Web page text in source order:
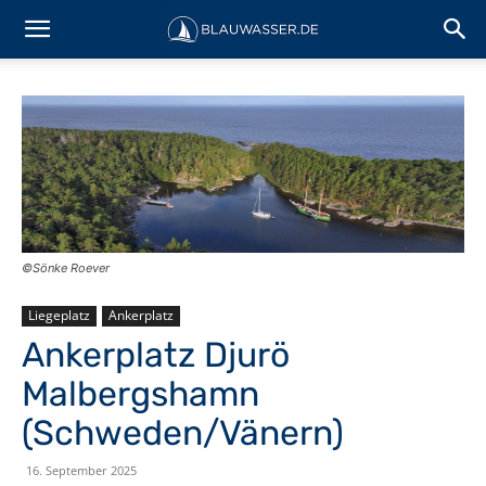
©Sönke Roever
Liegeplatz Ankerplatz
Ankerplatz Djurö
Malbergshamn
(Schweden/Vänern)
16. September 2025